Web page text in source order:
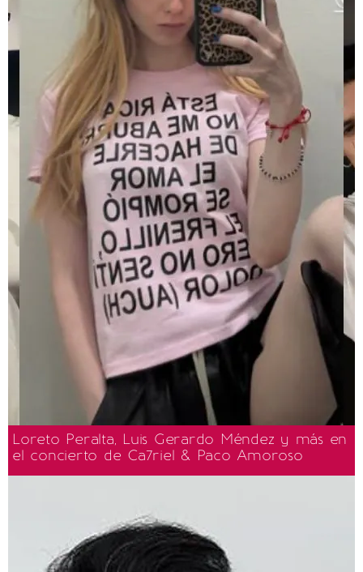
Loreto Peralta, Luis Gerardo Méndez y más en
el concierto de Ca7riel & Paco Amoroso